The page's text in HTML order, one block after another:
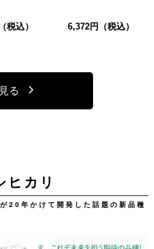
税込） 6,372円（税込）
る
ヒカリ
20年かけて開発した話題の新品種